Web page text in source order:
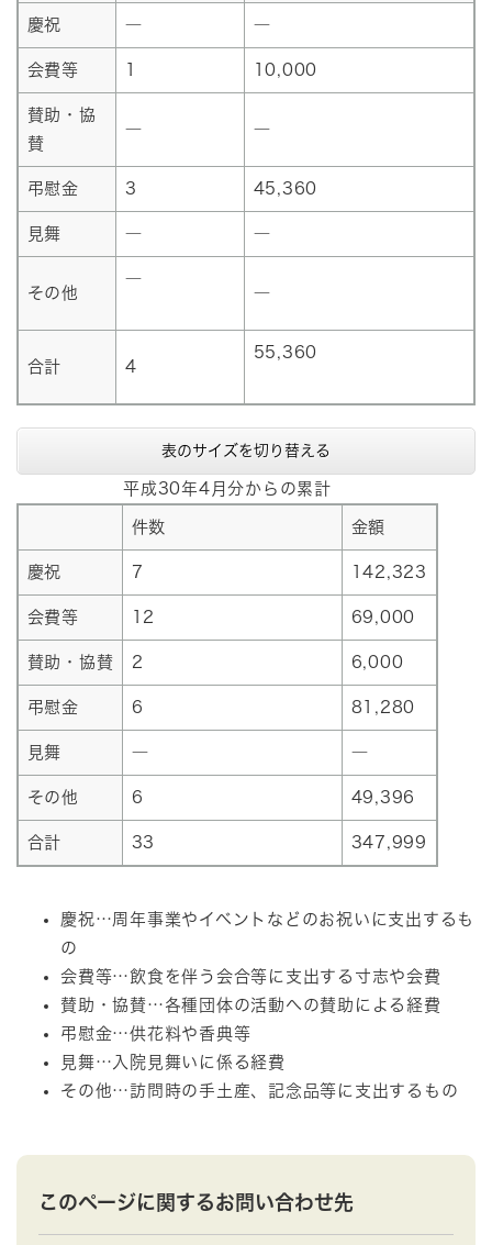
慶祝 ― ―
会費等 1 10,000
賛助・協
賛
― ―
弔慰金 3 45,360
見舞 ― ―
その他
―
―
合計 4
55,360
表のサイズを切り替える
平成30年4月分からの累計
件数 金額
慶祝 7 142,323
会費等 12 69,000
賛助・協賛 2 6,000
弔慰金 6 81,280
見舞 ― ―
その他 6 49,396
合計 33 347,999
慶祝…周年事業やイベントなどのお祝いに支出するも
の
会費等…飲食を伴う会合等に支出する寸志や会費
賛助・協賛…各種団体の活動への賛助による経費
弔慰金…供花料や香典等
見舞…入院見舞いに係る経費
その他…訪問時の手土産、記念品等に支出するもの
このページに関するお問い合わせ先